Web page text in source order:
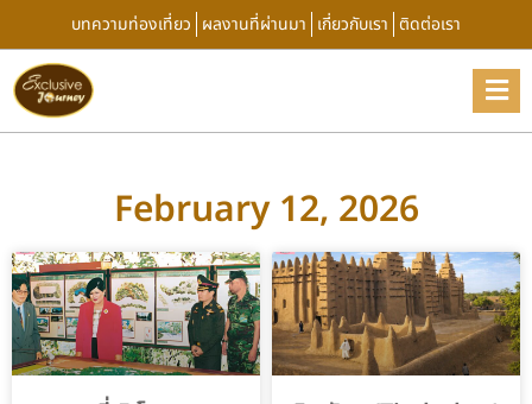
บทความท่องเที่ยว ผลงานที่ผ่านมา เกี่ยวกับเรา ติดต่อเรา
February 12, 2026